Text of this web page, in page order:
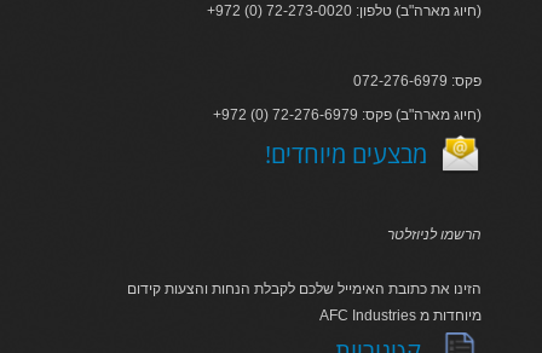
+972 (0) 72-273-0020 :חיוג מארה"ב) טלפון)
פקס: 072-276-6979
+972 (0) 72-276-6979 :חיוג מארה"ב) פקס)
!מבצעים מיוחדים
הרשמו לניוזלטר
הזינו את כתובת האימייל שלכם לקבלת הנחות והצעות קידום
AFC Industries מיוחדות מ